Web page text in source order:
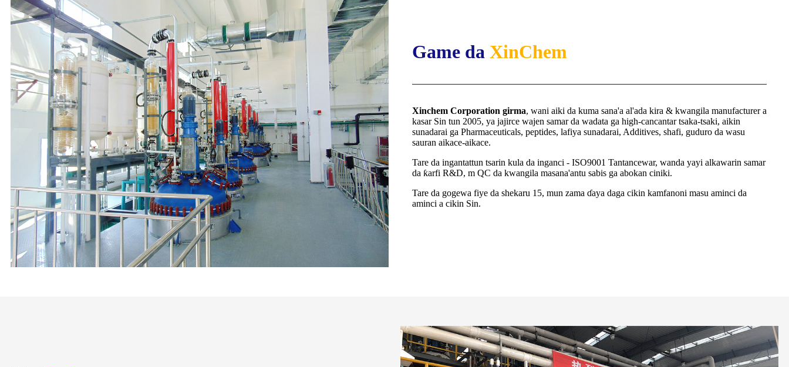
Game da XinChem
Xinchem Corporation girma, wani aiki da kuma sana'a al'ada kira & kwangila manufacturer a
kasar Sin tun 2005, ya jajirce wajen samar da wadata ga high-cancantar tsaka-tsaki, aikin
sunadarai ga Pharmaceuticals, peptides, lafiya sunadarai, Additives, shafi, guduro da wasu
sauran aikace-aikace.
Tare da ingantattun tsarin kula da inganci - ISO9001 Tantancewar, wanda yayi alkawarin samar
da ƙarfi R&D, m QC da kwangila masana'antu sabis ga abokan ciniki.
Tare da gogewa fiye da shekaru 15, mun zama ɗaya daga cikin kamfanoni masu aminci da
aminci a cikin Sin.